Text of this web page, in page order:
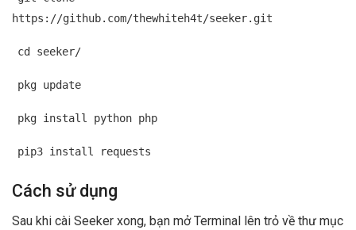
https://github.com/thewhiteh4t/seeker.git
cd seeker/
pkg update
pkg install python php
pip3 install requests
Cách sử dụng
Sau khi cài Seeker xong, bạn mở Terminal lên trỏ về thư mục